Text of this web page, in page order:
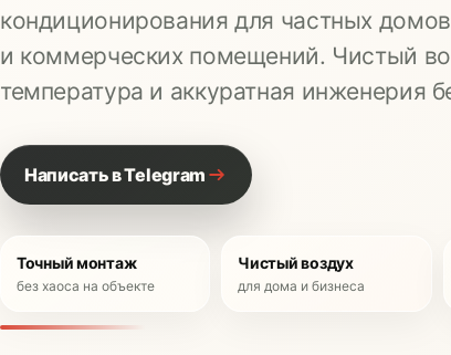
кондиционирования для частных
и коммерческих помещений. Чистый
температура и аккуратная инженерия
Написать в Telegram
Точный монтаж
без хаоса на объекте
Чистый воздух
для дома и бизнеса